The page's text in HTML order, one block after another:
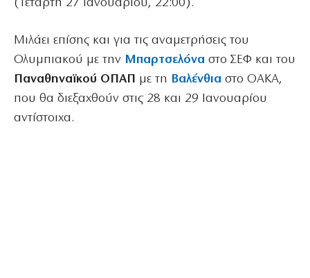
(Τετάρτη 27 Ιανουαρίου, 22:00).
Μιλάει επίσης και για τις αναμετρήσεις του
Ολυμπιακού με την Μπαρτσελόνα στο ΣΕΦ και του
Παναθηναϊκού ΟΠΑΠ με τη Βαλένθια στο ΟΑΚΑ,
που θα διεξαχθούν στις 28 και 29 Ιανουαρίου
αντίστοιχα.